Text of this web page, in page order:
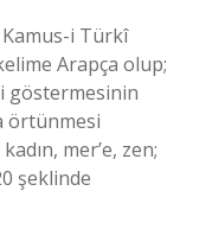
Kamus-i Türkî
Arapça olup;
göstermesinin
örtünmesi
mer’e, zen;
şeklinde